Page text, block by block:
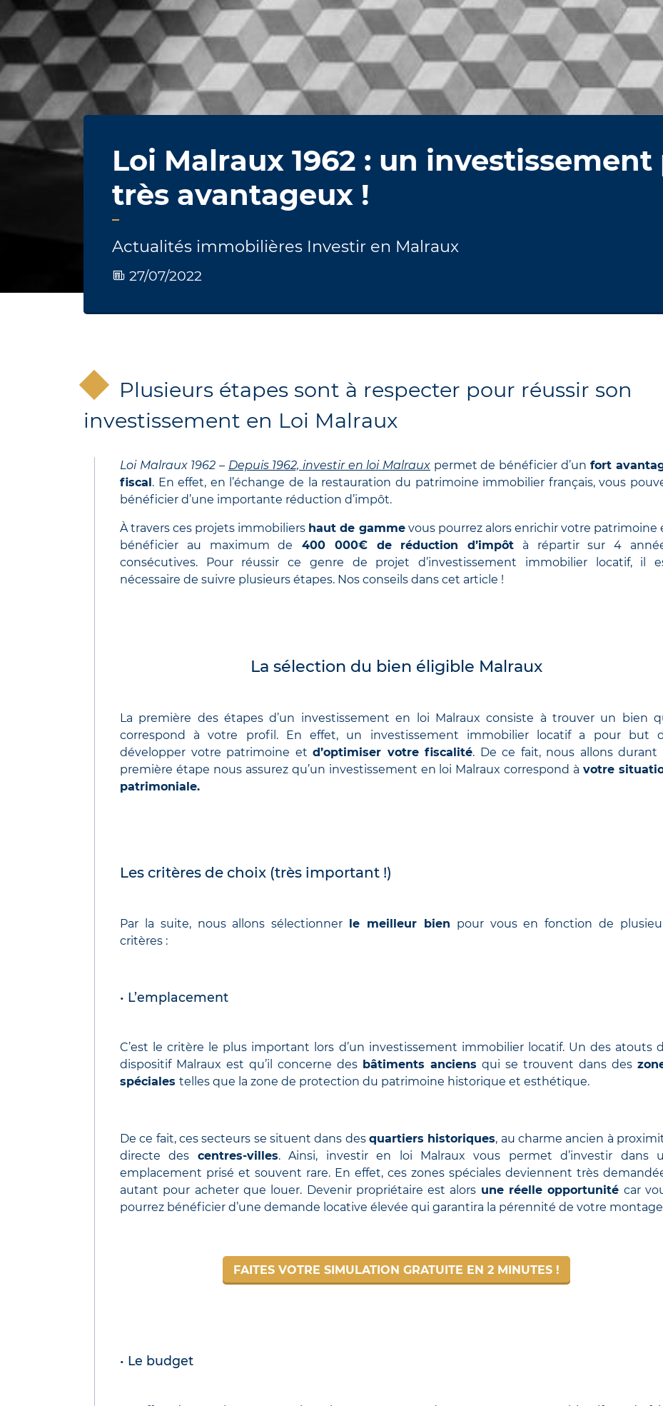
Loi Malraux 1962 : un
très avantageux !
Actualités immobilières Investir en Malraux
27/07/2022
Plusieurs étapes sont à respecter pour réussir son
investissement en Loi Malraux
Loi Malraux 1962 – Depuis 1962, investir en loi Malraux permet de bénéficier d’un fort
fiscal. En effet, en l’échange de la restauration du patrimoine immobilier français, vous
bénéficier d’une importante réduction d’impôt.
À travers ces projets immobiliers haut de gammevous pourrez alors enrichir votre patrimoine
bénéficier au maximum de 400 000€ de réduction d’impôt à répartir sur 4
consécutives. Pour réussir ce genre de projet d’investissement immobilier locatif, il
nécessaire de suivre plusieurs étapes. Nos conseils dans cet article !
La sélection du bien éligible Malraux
La première des étapes d’un investissement en loi Malraux consiste à trouver un bien
correspond à votre profil. En effet, un investissement immobilier locatif a pour but
développer votre patrimoine etd’optimiser votre fiscalité. De ce fait, nous allons durant
première étape nous assurez qu’un investissement en loi Malraux correspond àvotre
patrimoniale.
Les critères de choix (très important !)
Par la suite, nous allons sélectionner le meilleur bien pour vous en fonction de
critères :
• L’emplacement
C’est le critère le plus important lors d’un investissement immobilier locatif. Un des atouts
dispositif Malraux est qu’il concerne des bâtiments anciens qui se trouvent dans des
spéciales telles que la zone de protection du patrimoine historique et esthétique.
De ce fait, ces secteurs se situent dans des quartiers historiques, au charme ancien à
directe des centres-villes. Ainsi, investir en loi Malraux vous permet d’investir dans
emplacement prisé et souvent rare. En effet, ces zones spéciales deviennent très
autant pour acheter que louer. Devenir propriétaire est alors une réelle opportunité car
pourrez bénéficier d’une demande locative élevée qui garantira la pérennité de votre montage
FAITES VOTRE SIMULATION GRATUITE EN 2 MINUTES !
• Le budget